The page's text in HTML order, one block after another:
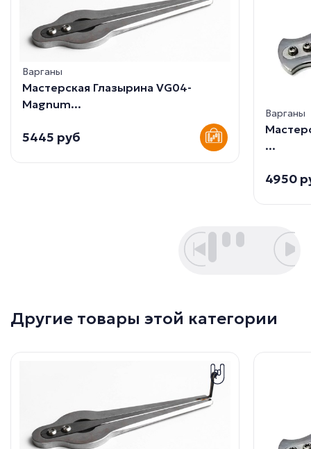
Варганы
Мастерская Глазырина VG04-
Magnum...
5445 руб
Варганы
...
4950
Другие товары этой категории